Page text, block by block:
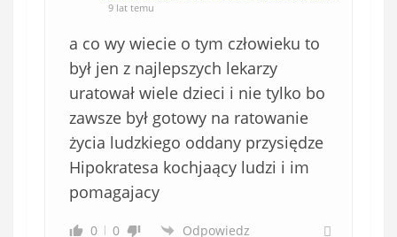
9 lat temu
a co wy wiecie o tym człowieku to
był jen z najlepszych lekarzy
uratował wiele dzieci i nie tylko bo
zawsze był gotowy na ratowanie
życia ludzkiego oddany przysiędze
Hipokratesa kochjaący ludzi i im
pomagajacy
0 0 Odpowiedz